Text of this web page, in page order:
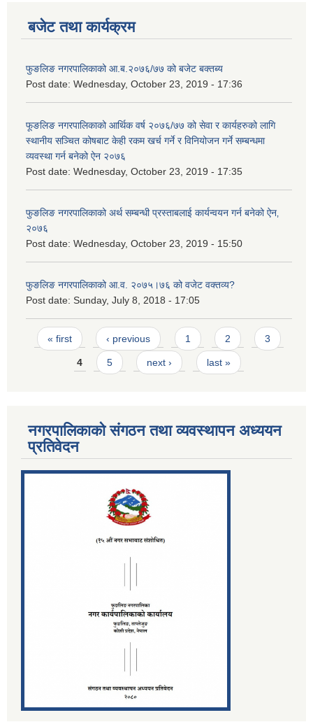
बजेट तथा कार्यक्रम
फुङलिङ नगरपालिकाको आ.ब.२०७६/७७ को बजेट बक्तब्य
Post date: Wednesday, October 23, 2019 - 17:36
फूङलिङ नगरपालिकाको आर्थिक वर्ष २०७६/७७ को सेवा र कार्यहरुको लागि
स्थानीय सञ्चित कोषबाट केही रकम खर्च गर्ने र विनियोजन गर्ने सम्बन्धमा
व्यवस्था गर्न बनेको ऐन २०७६
Post date: Wednesday, October 23, 2019 - 17:35
फुङलिङ नगरपालिकाको अर्थ सम्बन्धी प्रस्ताबलाई कार्यन्वयन गर्न बनेको ऐन‚
२०७६
Post date: Wednesday, October 23, 2019 - 15:50
फुङलिङ नगरपालिकाको आ.व. २०७५।७६ को वजेट वक्तव्य?
Post date: Sunday, July 8, 2018 - 17:05
Pages
« first ‹ previous 1 2 3
4 5 next › last »
नगरपालिकाको संगठन तथा व्यवस्थापन अध्ययन
प्रतिवेदन